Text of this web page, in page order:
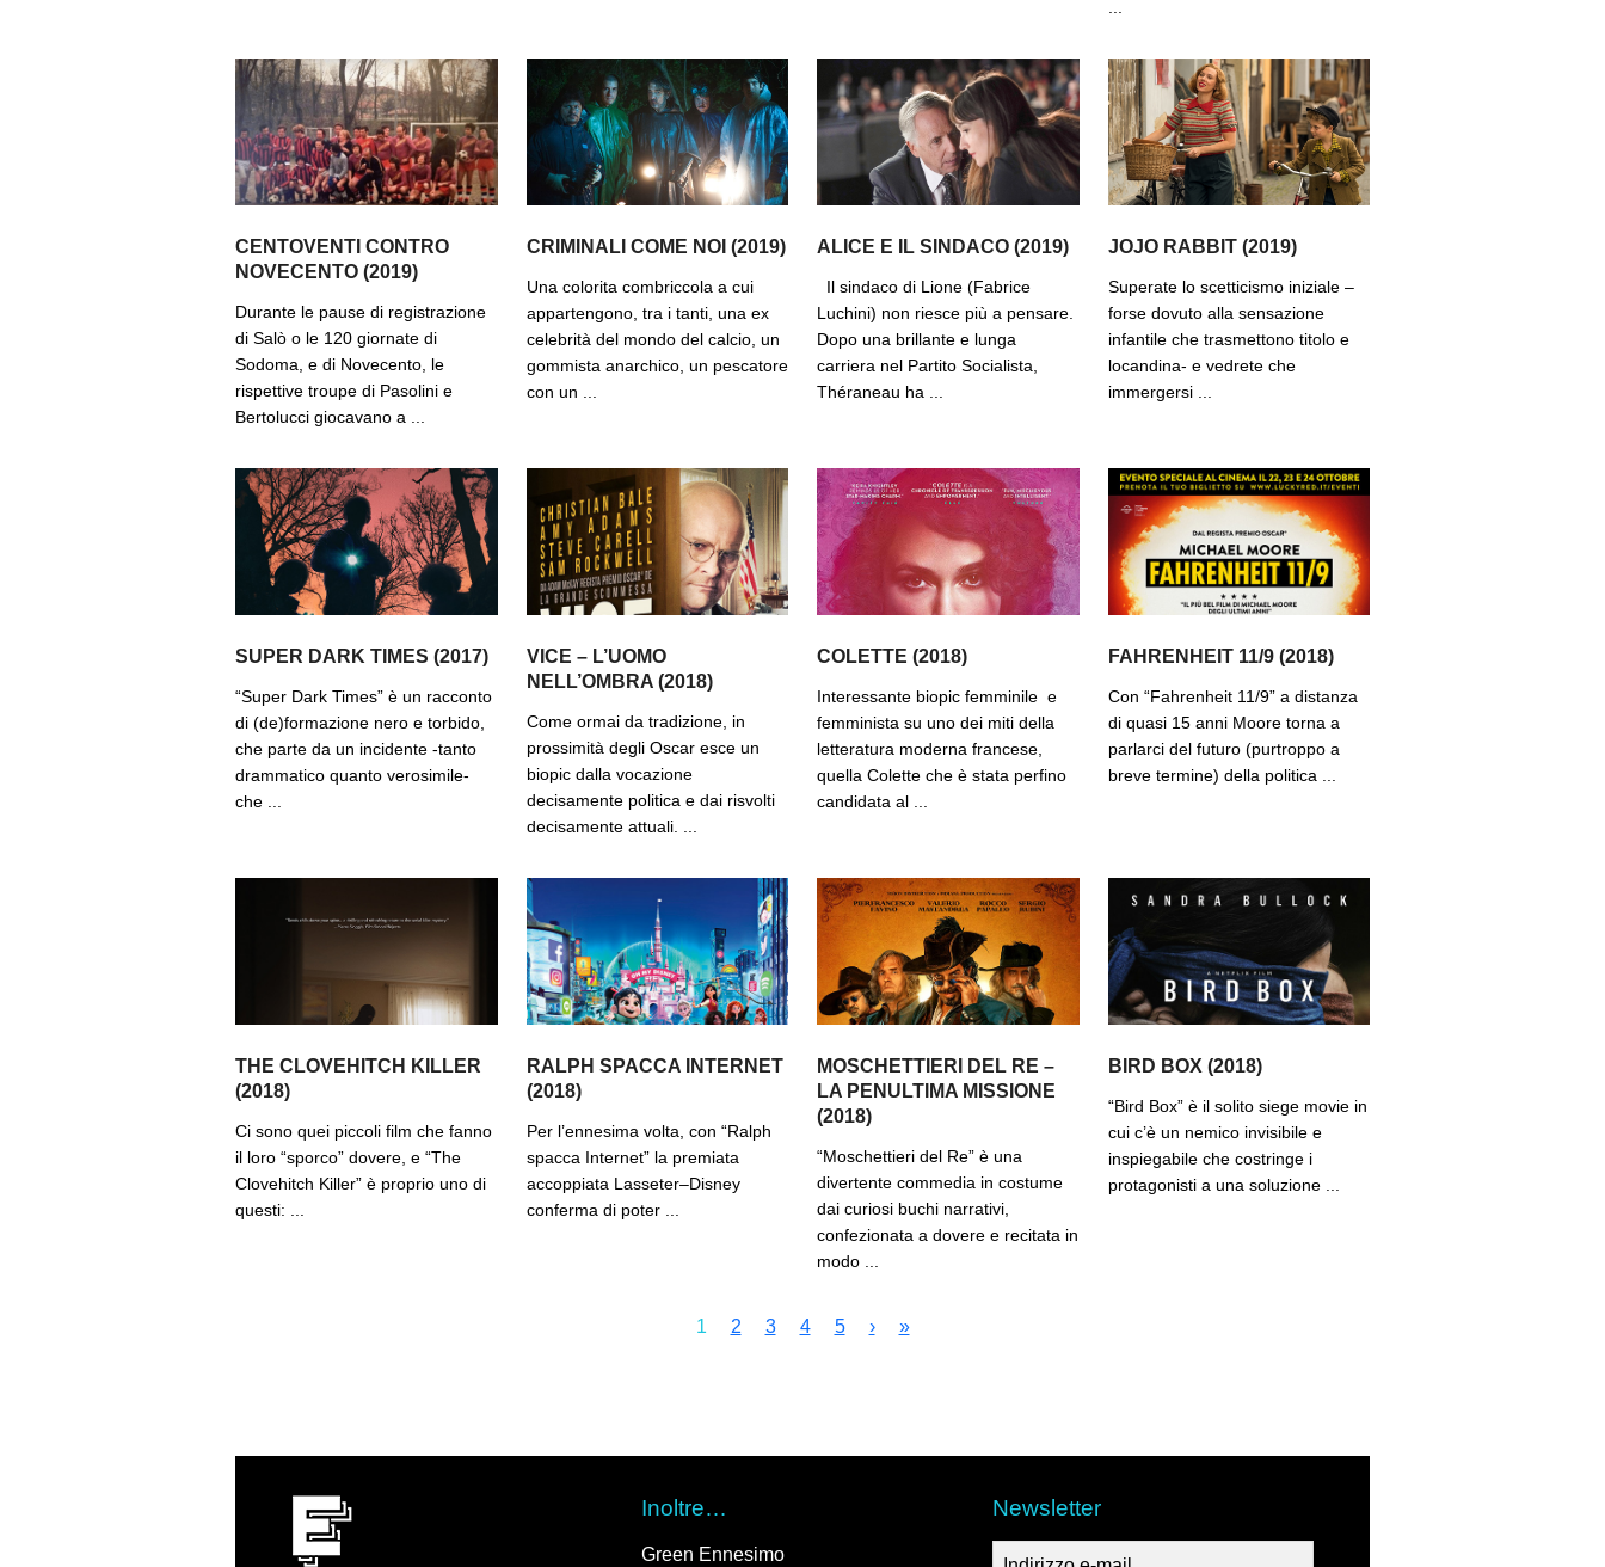
CENTOVENTI CONTRO
NOVECENTO (2019)
Durante le pause di registrazione
di Salò o le 120 giornate di
Sodoma, e di Novecento, le
rispettive troupe di Pasolini e
Bertolucci giocavano a ...
CRIMINALI COME NOI (2019)
Una colorita combriccola a cui
appartengono, tra i tanti, una ex
celebrità del mondo del calcio, un
gommista anarchico, un pescatore
con un ...
ALICE E IL SINDACO (2019)
Il sindaco di Lione (Fabrice
Luchini) non riesce più a pensare.
Dopo una brillante e lunga
carriera nel Partito Socialista,
Théraneau ha ...
JOJO RABBIT (2019)
Superate lo scetticismo iniziale –
forse dovuto alla sensazione
infantile che trasmettono titolo e
locandina- e vedrete che
immergersi ...
SUPER DARK TIMES (2017)
“Super Dark Times” è un racconto
di (de)formazione nero e torbido,
che parte da un incidente -tanto
drammatico quanto verosimile-
che ...
VICE – L’UOMO
NELL’OMBRA (2018)
Come ormai da tradizione, in
prossimità degli Oscar esce un
biopic dalla vocazione
decisamente politica e dai risvolti
decisamente attuali. ...
COLETTE (2018)
Interessante biopic femminile e
femminista su uno dei miti della
letteratura moderna francese,
quella Colette che è stata perfino
candidata al ...
FAHRENHEIT 11/9 (2018)
Con “Fahrenheit 11/9” a distanza
di quasi 15 anni Moore torna a
parlarci del futuro (purtroppo a
breve termine) della politica ...
THE CLOVEHITCH KILLER
(2018)
Ci sono quei piccoli film che fanno
il loro “sporco” dovere, e “The
Clovehitch Killer” è proprio uno di
questi: ...
RALPH SPACCA INTERNET
(2018)
Per l’ennesima volta, con “Ralph
spacca Internet” la premiata
accoppiata Lasseter–Disney
conferma di poter ...
MOSCHETTIERI DEL RE –
LA PENULTIMA MISSIONE
(2018)
“Moschettieri del Re” è una
divertente commedia in costume
dai curiosi buchi narrativi,
confezionata a dovere e recitata in
modo ...
BIRD BOX (2018)
“Bird Box” è il solito siege movie in
cui c’è un nemico invisibile e
inspiegabile che costringe i
protagonisti a una soluzione ...
1 2 3 4 5 › »
Inoltre…
Green Ennesimo
Newsletter